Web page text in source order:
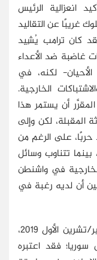
الرئيس
ذلك السلوك غريبًا عن التقاليد
كان ترامب يُشِيد
غاضبة ضد الأعداء
لكنه، في
الخارجية.
أن يستمر هذا
المقبلة، لكن وإلى
حربًا، على الرغم من
تتناوب وسائل
في واشنطن
أن لديه رغبة في
أما عن قرار ترامب، الذي اتخذه في أكتوبر/تشرين الأول 2019،
فقد اعتبره